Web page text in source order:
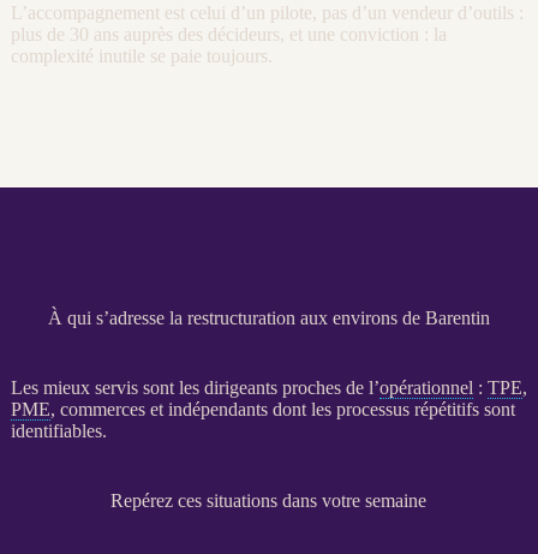
L’accompagnement est celui d’un pilote, pas d’un vendeur d’outils :
plus de 30 ans auprès des décideurs, et une conviction : la
complexité inutile se paie toujours.
À qui s’adresse la restructuration aux environs de Barentin
Les mieux servis sont les dirigeants proches de l’opérationnel : TPE,
PME, commerces et indépendants dont les processusrépétitifs sont
identifiables.
Repérez ces situations dans votre semaine